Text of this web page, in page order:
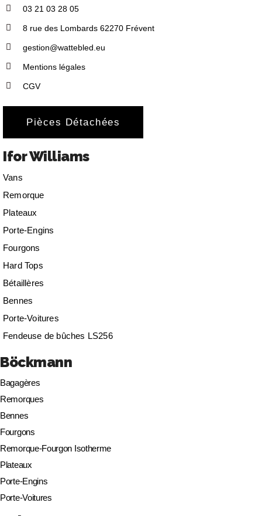
03 21 03 28 05
8 rue des Lombards 62270 Frévent
gestion@wattebled.eu
Mentions légales
CGV
Pièces Détachées
Ifor Williams
Vans
Remorque
Plateaux
Porte-Engins
Fourgons
Hard Tops
Bétaillères
Bennes
Porte-Voitures
Fendeuse de bûches LS256
Böckmann
Bagagères
Remorques
Bennes
Fourgons
Remorque-Fourgon Isotherme
Plateaux
Porte-Engins
Porte-Voitures